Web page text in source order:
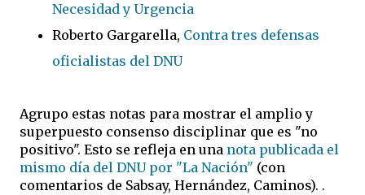
Necesidad y Urgencia
Roberto Gargarella, Contra tres defensas
oficialistas del DNU
Agrupo estas notas para mostrar el amplio y
superpuesto consenso disciplinar que es "no
positivo". Esto se refleja en una nota publicada el
mismo día del DNU por "La Nación" (con
comentarios de Sabsay, Hernández, Caminos). .